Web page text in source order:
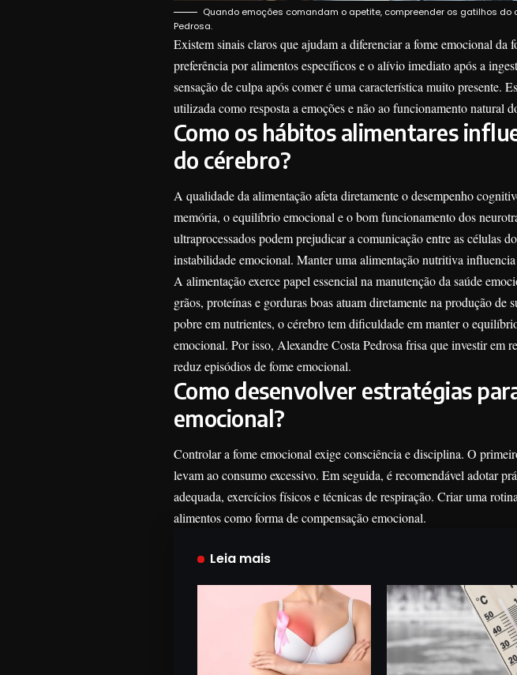
Quando emoções comandam o apetite, compreender os gatilhos do
Pedrosa.
Existem sinais claros que ajudam a diferenciar a fome emocional da
preferência por alimentos específicos e o alívio imediato após a
sensação de culpa após comer é uma característica muito presente.
utilizada como resposta a emoções e não ao funcionamento natural
Como os hábitos alimentares
do cérebro?
A qualidade da alimentação afeta diretamente o desempenho
memória, o equilíbrio emocional e o bom funcionamento dos
ultraprocessados podem prejudicar a comunicação entre as células
instabilidade emocional. Manter uma alimentação nutritiva
A alimentação exerce papel essencial na manutenção da saúde
grãos, proteínas e gorduras boas atuam diretamente na produção de
pobre em nutrientes, o cérebro tem dificuldade em manter o
emocional. Por isso, Alexandre Costa Pedrosa frisa que investir em
reduz episódios de fome emocional.
Como desenvolver estratégias
emocional?
Controlar a fome emocional exige consciência e disciplina. O
levam ao consumo excessivo. Em seguida, é recomendável adotar
adequada, exercícios físicos e técnicas de respiração. Criar uma
alimentos como forma de compensação emocional.
Leia mais